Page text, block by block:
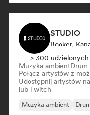
STUDIO
Booker,
> 300
Muzyka ambientDrum
Połącz artystów z
Udostępnij artystów
lub Twitch
Muzyka ambient